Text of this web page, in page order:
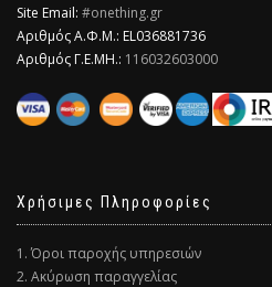
Site Email: #onething.gr
Αριθμός Α.Φ.Μ.: EL036881736
Αριθμός Γ.Ε.ΜΗ.: 116032603000
Χρήσιμες Πληροφορίες
1. Όροι παροχής υπηρεσιών
2. Ακύρωση παραγγελίας